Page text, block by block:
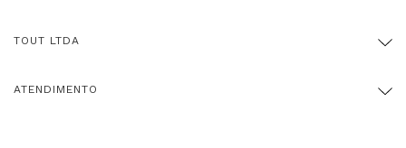
TOUT LTDA
ATENDIMENTO